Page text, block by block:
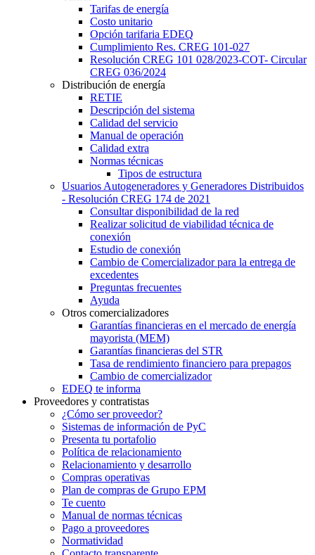
Tarifas de energía
Costo unitario
Opción tarifaria EDEQ
Cumplimiento Res. CREG 101-027
Resolución CREG 101 028/2023-COT- Circular
CREG 036/2024
Distribución de energía
RETIE
Descripción del sistema
Calidad del servicio
Manual de operación
Calidad extra
Normas técnicas
Tipos de estructura
Usuarios Autogeneradores y Generadores Distribuidos
- Resolución CREG 174 de 2021
Consultar disponibilidad de la red
Realizar solicitud de viabilidad técnica de
conexión
Estudio de conexión
Cambio de Comercializador para la entrega de
excedentes
Preguntas frecuentes
Ayuda
Otros comercializadores
Garantías financieras en el mercado de energía
mayorista (MEM)
Garantías financieras del STR
Tasa de rendimiento financiero para prepagos
Cambio de comercializador
EDEQ te informa
Proveedores y contratistas
¿Cómo ser proveedor?
Sistemas de información de PyC
Presenta tu portafolio
Política de relacionamiento
Relacionamiento y desarrollo
Compras operativas
Plan de compras de Grupo EPM
Te cuento
Manual de normas técnicas
Pago a proveedores
Normatividad